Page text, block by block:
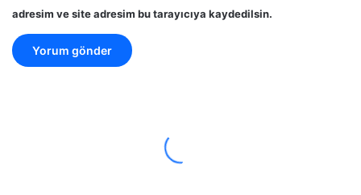
adresim ve site adresim bu tarayıcıya kaydedilsin.